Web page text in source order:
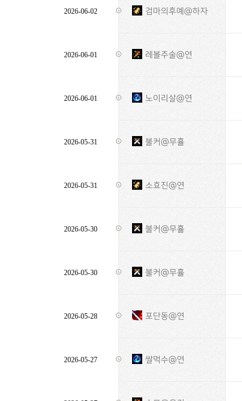
2026-06-02 검마의후예@하자
2026-06-01 레볼주술@연
2026-06-01 노이리살@연
2026-05-31 불커@무휼
2026-05-31 소효진@연
2026-05-30 불커@무휼
2026-05-30 불커@무휼
2026-05-28 포단동@연
2026-05-27 쌀먹수@연